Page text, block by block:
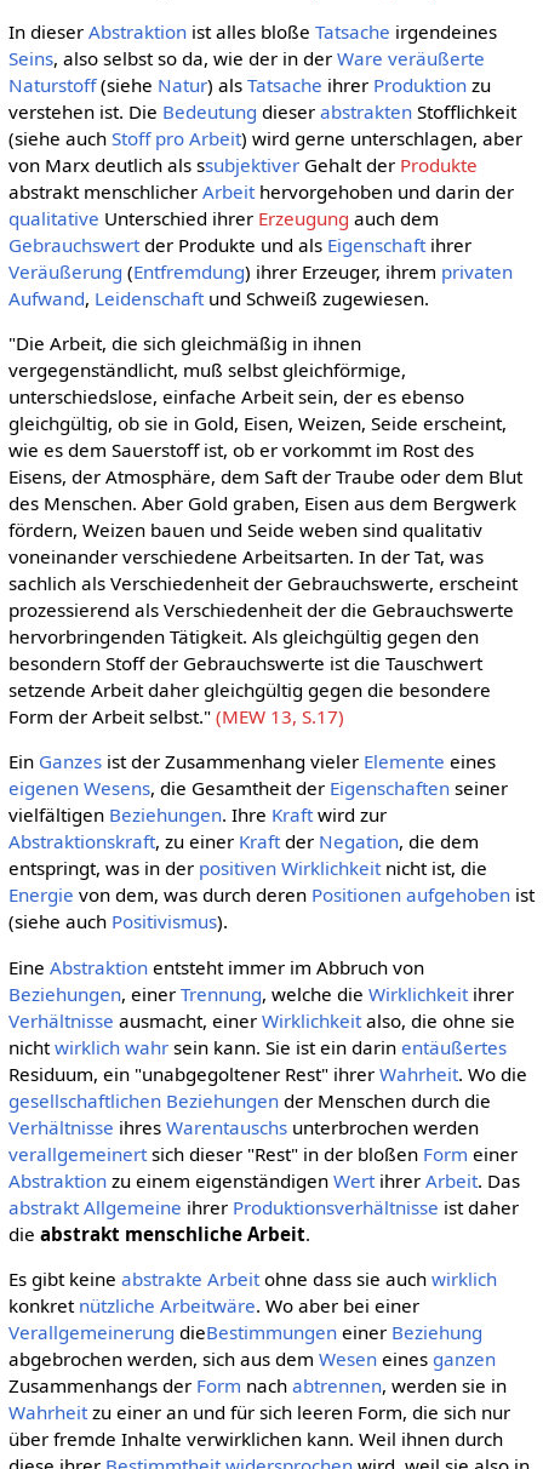
In dieser Abstraktionist alles bloße Tatsache irgendeines
Seins, also selbst so da, wie der in der Ware veräußerte
Naturstoff(siehe Natur) als Tatsache ihrer Produktionzu
verstehen ist. Die Bedeutung dieser abstraktenStofflichkeit
(siehe auch Stoff pro Arbeit) wird gerne unterschlagen, aber
von Marx deutlich als ssubjektiverGehalt der Produkte
abstrakt menschlicher Arbeithervorgehoben und darin der
qualitative Unterschied ihrer Erzeugung auch dem
Gebrauchswertder Produkte und als Eigenschaftihrer
Veräußerung (Entfremdung) ihrer Erzeuger, ihrem privaten
Aufwand, Leidenschaftund Schweiß zugewiesen.
"Die Arbeit, die sich gleichmäßig in ihnen
vergegenständlicht, muß selbst gleichförmige,
unterschiedslose, einfache Arbeit sein, der es ebenso
gleichgültig, ob sie in Gold, Eisen, Weizen, Seide erscheint,
wie es dem Sauerstoff ist, ob er vorkommt im Rost des
Eisens, der Atmosphäre, dem Saft der Traube oder dem Blut
des Menschen. Aber Gold graben, Eisen aus dem Bergwerk
fördern, Weizen bauen und Seide weben sind qualitativ
voneinander verschiedene Arbeitsarten. In der Tat, was
sachlich als Verschiedenheit der Gebrauchswerte, erscheint
prozessierend als Verschiedenheit der die Gebrauchswerte
hervorbringenden Tätigkeit. Als gleichgültig gegen den
besondern Stoff der Gebrauchswerte ist die Tauschwert
setzende Arbeit daher gleichgültig gegen die besondere
Form der Arbeit selbst." (MEW 13, S.17)
Ein Ganzesist der Zusammenhang vieler Elemente eines
eigenen Wesens, die Gesamtheit der Eigenschaftenseiner
vielfältigen Beziehungen. Ihre Kraftwird zur
Abstraktionskraft, zu einer Kraftder Negation, die dem
entspringt, was in der positiven Wirklichkeitnicht ist, die
Energie von dem, was durch deren Positionen aufgehobenist
(siehe auch Positivismus).
Eine Abstraktionentsteht immer im Abbruch von
Beziehungen, einer Trennung, welche die Wirklichkeitihrer
Verhältnisse ausmacht, einer Wirklichkeitalso, die ohne sie
nichtwirklich wahrsein kann. Sie ist ein darin entäußertes
Residuum, ein "unabgegoltener Rest" ihrer Wahrheit. Wo die
gesellschaftlichen Beziehungender Menschen durch die
Verhältnisse ihres Warentauschsunterbrochen werden
verallgemeinertsich dieser "Rest" in der bloßen Form einer
Abstraktionzu einem eigenständigen Wertihrer Arbeit. Das
abstrakt Allgemeine ihrer Produktionsverhältnisse ist daher
die abstrakt menschliche Arbeit.
Es gibt keine abstrakte Arbeitohne dass sie auch wirklich
konkret nützliche Arbeitwäre. Wo aber bei einer
Verallgemeinerung dieBestimmungeneiner Beziehung
abgebrochen werden, sich aus dem Weseneines ganzen
Zusammenhangs der Form nach abtrennen, werden sie in
Wahrheitzu einer an und für sich leeren Form, die sich nur
über fremde Inhalte verwirklichen kann. Weil ihnen durch